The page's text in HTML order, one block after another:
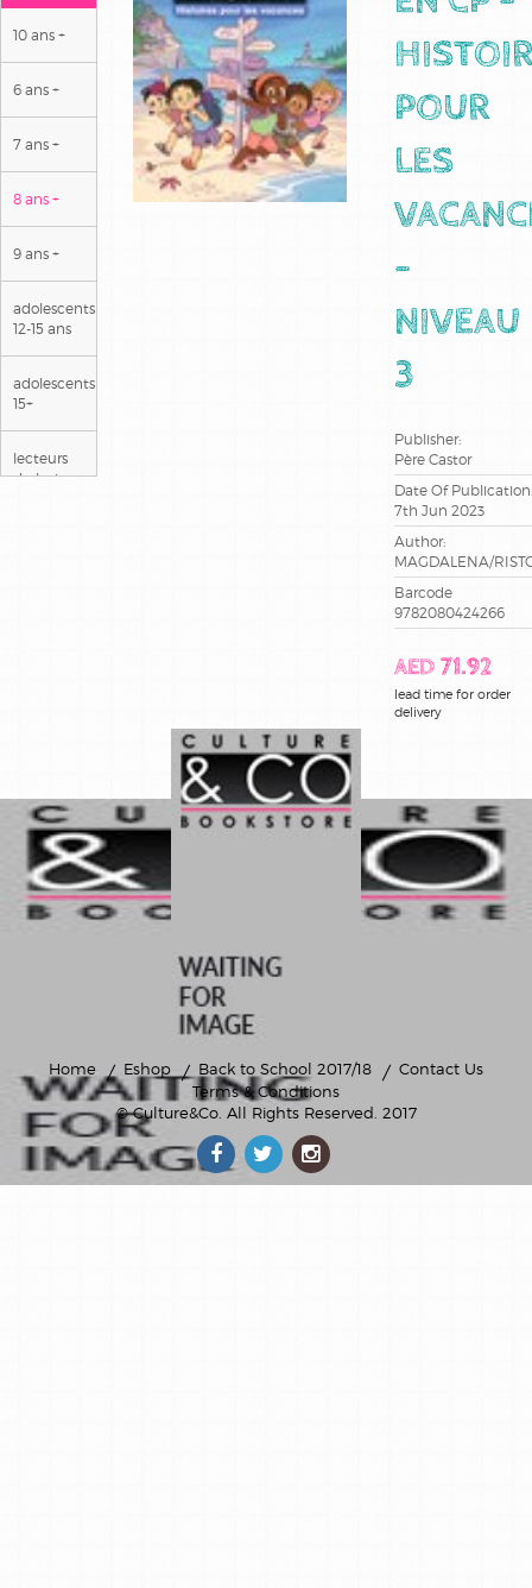
10 ans +
6 ans +
7 ans +
8 ans +
9 ans +
adolescents
12-15 ans
adolescents
15+
lecteurs
dyslexiques
POUR
LES
-
NIVEAU
3
Publisher:
Père Castor
Date Of Publication:
7th Jun 2023
Author:
MAGDALENA/
Barcode
9782080424266
AED 71.92
lead time for order
delivery
Home Eshop Back to School 2017/18
Contact Us
Terms & Conditions
© Culture&Co. All Rights Reserved. 2017